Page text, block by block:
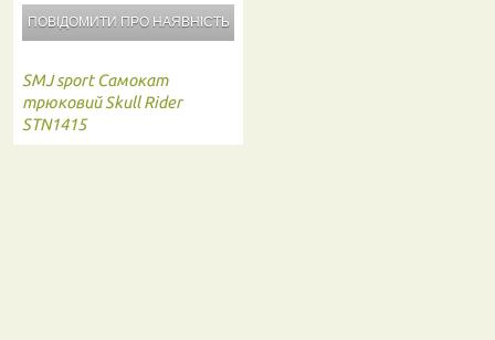
ПОВІДОМИТИ ПРО НАЯВНІСТЬ
SMJ sport Самокат
трюковий Skull Rider
STN1415